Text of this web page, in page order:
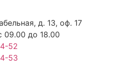
д. 13, оф. 17
09.00 до 18.00
52
53